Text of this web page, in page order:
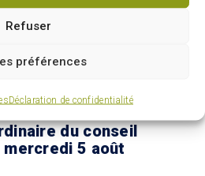
Refuser
préférences
Déclaration de confidentialité
du conseil
5 août